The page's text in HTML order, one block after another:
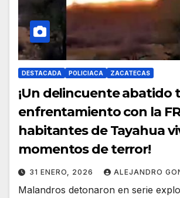
DESTACADA POLICIACA ZACATECAS
¡Un delincuente abatido
enfrentamiento con la
habitantes de Tayahua
momentos de terror!
31 ENERO, 2026 ALEJANDRO
Malandros detonaron en serie